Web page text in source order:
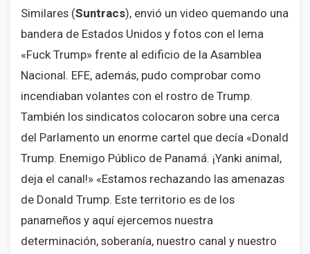
Similares (Suntracs), envió un video quemando una
bandera de Estados Unidos y fotos con el lema
«Fuck Trump» frente al edificio de la Asamblea
Nacional. EFE, además, pudo comprobar como
incendiaban volantes con el rostro de Trump.
También los sindicatos colocaron sobre una cerca
del Parlamento un enorme cartel que decía «Donald
Trump. Enemigo Público de Panamá. ¡Yanki animal,
deja el canal!» «Estamos rechazando las amenazas
de Donald Trump. Este territorio es de los
panameños y aquí ejercemos nuestra
determinación, soberanía, nuestro canal y nuestro